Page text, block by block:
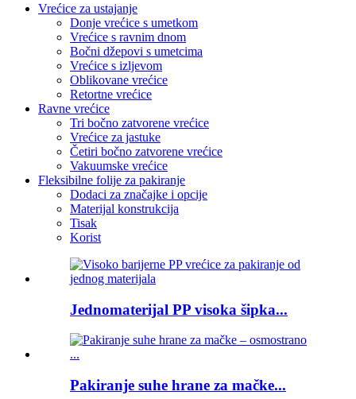
Vrećice za ustajanje
Donje vrećice s umetkom
Vrećice s ravnim dnom
Bočni džepovi s umetcima
Vrećice s izljevom
Oblikovane vrećice
Retortne vrećice
Ravne vrećice
Tri bočno zatvorene vrećice
Vrećice za jastuke
Četiri bočno zatvorene vrećice
Vakuumske vrećice
Fleksibilne folije za pakiranje
Dodaci za značajke i opcije
Materijal konstrukcija
Tisak
Korist
Jednomaterijal PP visoka šipka...
Pakiranje suhe hrane za mačke...